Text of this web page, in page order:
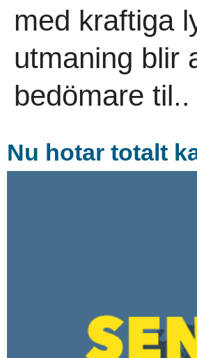
med kraftiga
utmaning blir
bedömare til..
Nu hotar totalt